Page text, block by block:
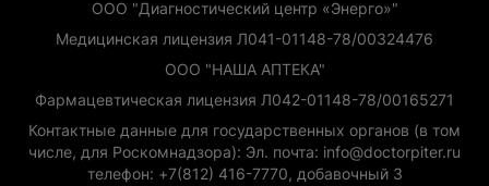
ООО "Диагностический центр «Энерго»"
Медицинская лицензия Л041-01148-78/00324476
ООО "НАША АПТЕКА"
Фармацевтическая лицензия Л042-01148-78/00165271
Контактные данные для государственных органов (в том
числе, для Роскомнадзора): Эл. почта: info@doctorpiter.ru
телефон: +7(812) 416-7770, добавочный 3